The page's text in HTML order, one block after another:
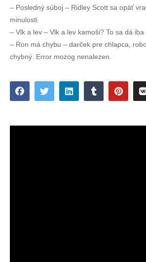
– Posledný súboj – Ridley Scott sa opäť
minulosti
– Vlk a lev – Vlk a lev kamoši? To sa dá
– Ron má chybu – darček pre chlapca,
chybný. Error mozog nenalezen.